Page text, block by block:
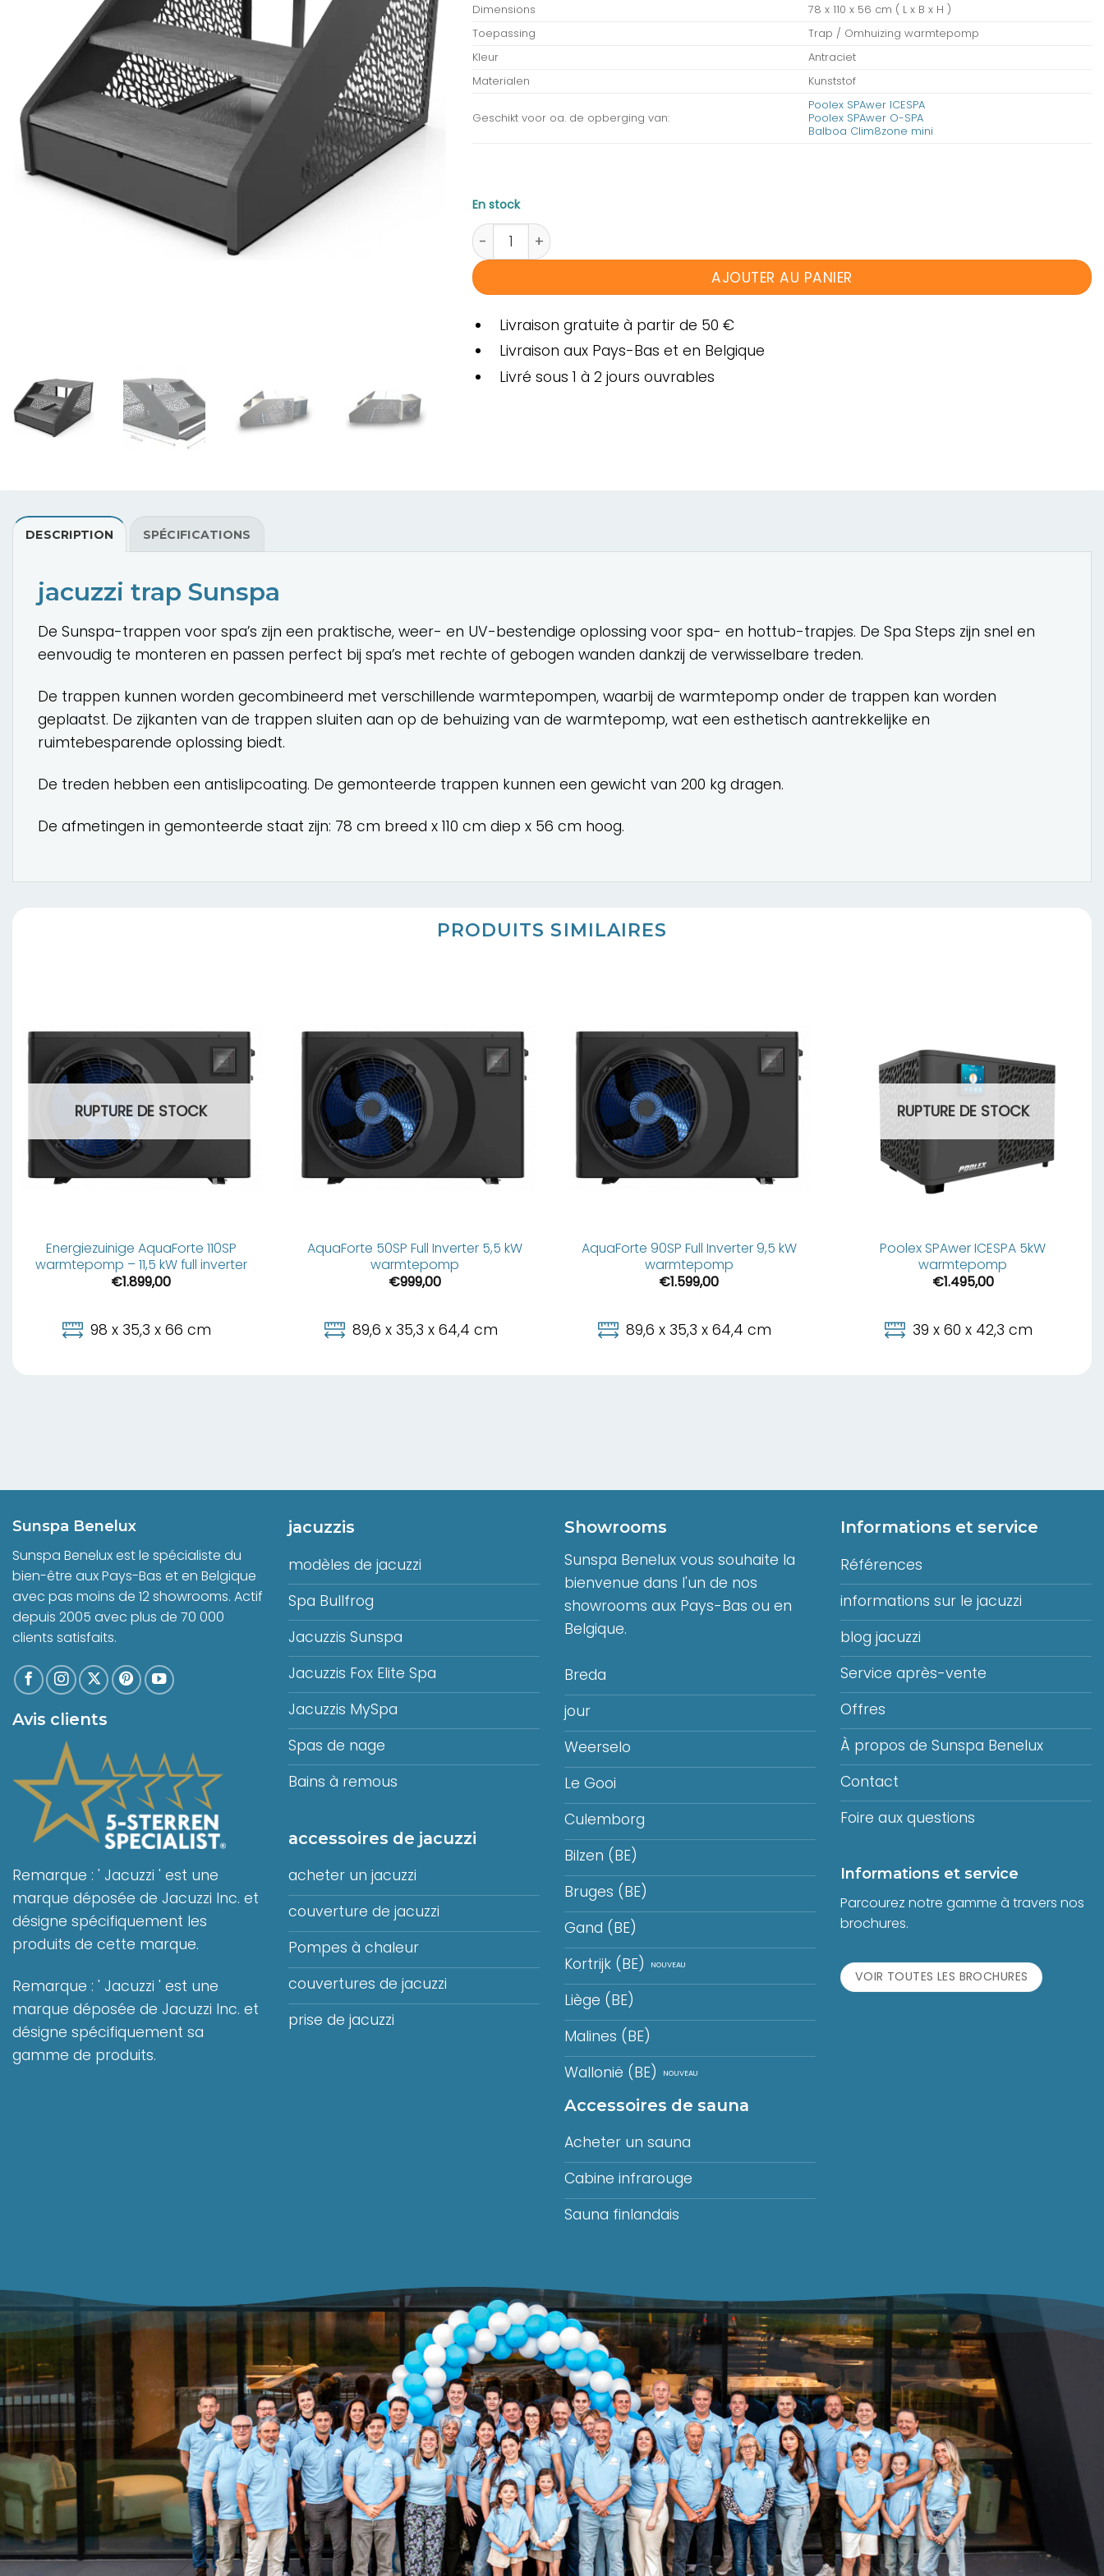
Dimensions
78 x 110 x 56 cm ( L x B x H )
Toepassing
Trap / Omhuizing warmtepomp
Kleur
Antraciet
Materialen
Kunststof
Geschikt voor oa. de opberging van:
Poolex SPAwer ICESPA
Poolex SPAwer O-SPA
Balboa Clim8zone mini
En stock
quantité de jacuzzi trap Sunspa
AJOUTER AU PANIER
Livraison gratuite à partir de 50 €
Livraison aux Pays-Bas et en Belgique
Livré sous 1 à 2 jours ouvrables
DESCRIPTION SPÉCIFICATIONS
jacuzzi trap Sunspa
De Sunspa-trappen voor spa’s zijn een praktische, weer- en UV-bestendige oplossing voor spa- en hottub-trapjes. De Spa Steps zijn snel en
eenvoudig te monteren en passen perfect bij spa’s met rechte of gebogen wanden dankzij de verwisselbare treden.
De trappen kunnen worden gecombineerd met verschillende warmtepompen, waarbij de warmtepomp onder de trappen kan worden
geplaatst. De zijkanten van de trappen sluiten aan op de behuizing van de warmtepomp, wat een esthetisch aantrekkelijke en
ruimtebesparende oplossing biedt.
De treden hebben een antislipcoating. De gemonteerde trappen kunnen een gewicht van 200 kg dragen.
De afmetingen in gemonteerde staat zijn: 78 cm breed x 110 cm diep x 56 cm hoog.
PRODUITS SIMILAIRES
RUPTURE DE STOCK
Energiezuinige AquaForte 110SP
warmtepomp – 11,5 kW full inverter
€1.899,00
98 x 35,3 x 66 cm
AquaForte 50SP Full Inverter 5,5 kW
warmtepomp
€999,00
89,6 x 35,3 x 64,4 cm
AquaForte 90SP Full Inverter 9,5 kW
warmtepomp
€1.599,00
89,6 x 35,3 x 64,4 cm
RUPTURE DE STOCK
Poolex SPAwer ICESPA 5kW
warmtepomp
€1.495,00
39 x 60 x 42,3 cm
Sunspa Benelux
Sunspa Benelux est le spécialiste du
bien-être aux Pays-Bas et en Belgique
avec pas moins de 12 showrooms. Actif
depuis 2005 avec plus de 70 000
clients satisfaits.
Avis clients
Remarque : ' Jacuzzi ' est une
marque déposée de Jacuzzi Inc. et
désigne spécifiquement les
produits de cette marque.
Remarque : ' Jacuzzi ' est une
marque déposée de Jacuzzi Inc. et
désigne spécifiquement sa
gamme de produits.
jacuzzis
modèles de jacuzzi
Spa Bullfrog
Jacuzzis Sunspa
Jacuzzis Fox Elite Spa
Jacuzzis MySpa
Spas de nage
Bains à remous
accessoires de jacuzzi
acheter un jacuzzi
couverture de jacuzzi
Pompes à chaleur
couvertures de jacuzzi
prise de jacuzzi
Showrooms
Sunspa Benelux vous souhaite la
bienvenue dans l'un de nos
showrooms aux Pays-Bas ou en
Belgique.
Breda
jour
Weerselo
Le Gooi
Culemborg
Bilzen (BE)
Bruges (BE)
Gand (BE)
Kortrijk (BE)
Liège (BE)
Malines (BE)
Wallonië (BE)
Accessoires de sauna
Acheter un sauna
Cabine infrarouge
Sauna finlandais
Informations et service
Références
informations sur le jacuzzi
blog jacuzzi
Service après-vente
Offres
À propos de Sunspa Benelux
Contact
Foire aux questions
Informations et service
Parcourez notre gamme à travers nos
brochures.
VOIR TOUTES LES BROCHURES